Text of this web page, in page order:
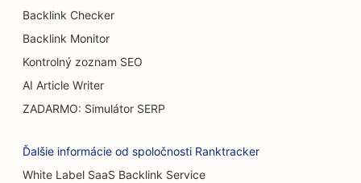
SEO pre popáleninových chirurgov
SEO pre predajcov áut
SEO pre služby zväčšenia prsníkov
Backlink Checker
Backlink Monitor
Kontrolný zoznam SEO
AI Article Writer
ZADARMO: Simulátor SERP
Ďalšie informácie od spoločnosti Ranktracker
White Label SaaS Backlink Service